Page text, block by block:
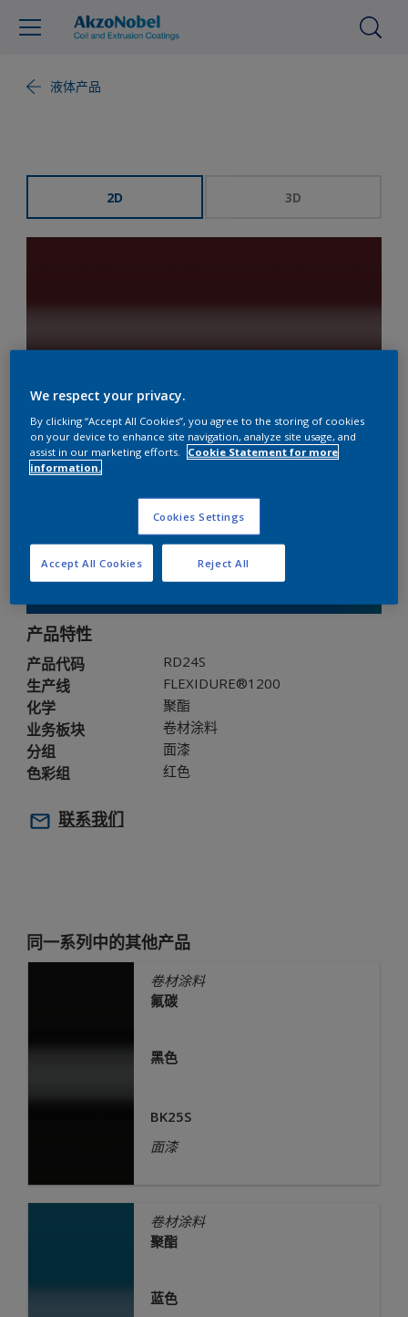
液体产品
2D 3D
FLEXIDURE®1200
光泽度:Semi Gloss
产品特性
产品代码 RD24S
生产线 FLEXIDURE®1200
化学 聚酯
业务板块 卷材涂料
分组 面漆
色彩组 红色
联系我们
同一系列中的其他产品
卷材涂料
氟碳
黑色
BK25S
面漆
卷材涂料
聚酯
蓝色
We respect your privacy.
By clicking “Accept All Cookies”, you agree to the storing of cookies
on your device to enhance site navigation, analyze site usage, and
assist in our marketing efforts.
Cookie Statement for more
information.
Cookies Settings
Reject All
Accept All Cookies